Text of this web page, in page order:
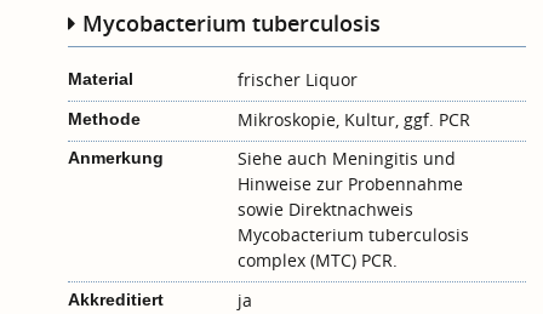
Mycobacterium tuberculosis
Material frischer Liquor
Methode Mikroskopie, Kultur, ggf. PCR
Anmerkung Siehe auch Meningitis und
Hinweise zur Probennahme
sowie Direktnachweis
Mycobacterium tuberculosis
complex (MTC) PCR.
Akkreditiert ja